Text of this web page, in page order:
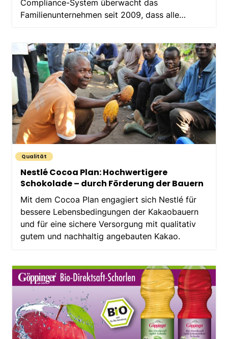
Compliance-System überwacht das
Familienunternehmen seit 2009, dass alle
Qualität
Nestlé Cocoa Plan: Hochwertigere
Schokolade – durch Förderung der Bauern
Mit dem Cocoa Plan engagiert sich Nestlé für
bessere Lebensbedingungen der Kakaobauern
und für eine sichere Versorgung mit qualitativ
gutem und nachhaltig angebauten Kakao.